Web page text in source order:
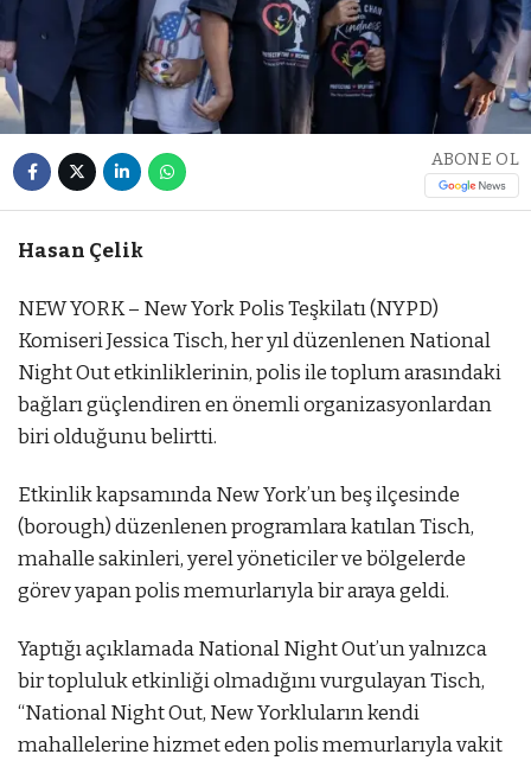
ABONE OL
Hasan Çelik
NEW YORK – New York Polis Teşkilatı (NYPD)
Komiseri Jessica Tisch, her yıl düzenlenen National
Night Out etkinliklerinin, polis ile toplum arasındaki
bağları güçlendiren en önemli organizasyonlardan
biri olduğunu belirtti.
Etkinlik kapsamında New York’un beş ilçesinde
(borough) düzenlenen programlara katılan Tisch,
mahalle sakinleri, yerel yöneticiler ve bölgelerde
görev yapan polis memurlarıyla bir araya geldi.
Yaptığı açıklamada National Night Out’un yalnızca
bir topluluk etkinliği olmadığını vurgulayan Tisch,
“National Night Out, New Yorkluların kendi
mahallelerine hizmet eden polis memurlarıyla vakit